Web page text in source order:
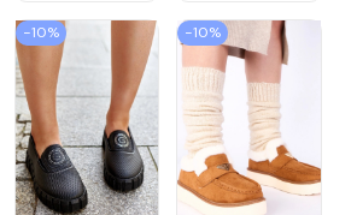
−10% −10%